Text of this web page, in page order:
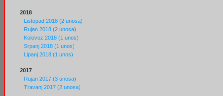
2018
Listopad 2018 (2 unosa)
Rujan 2018 (2 unosa)
Kolovoz 2018 (1 unos)
Srpanj 2018 (1 unos)
Lipanj 2018 (1 unos)
2017
Rujan 2017 (3 unosa)
Travanj 2017 (2 unosa)